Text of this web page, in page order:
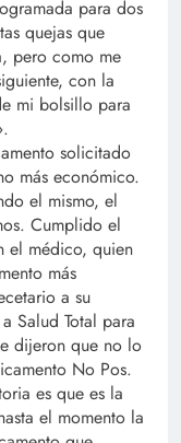
para dos
quejas que
pero como me
con la
mi bolsillo para
solicitado
más económico.
el mismo, el
Cumplido el
el médico, quien
más
a su
Salud Total para
dijeron que no lo
No Pos.
es que es la
el momento la